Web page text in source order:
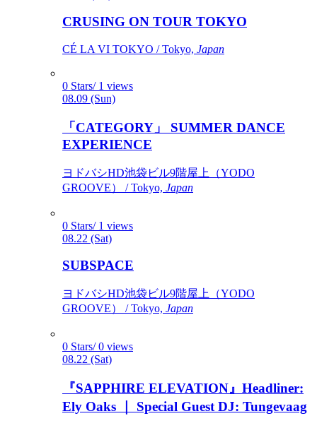
CRUSING ON TOUR TOKYO
CÉ LA VI TOKYO / Tokyo, Japan
0 Stars/ 1 views
08.09 (Sun)
「CATEGORY」 SUMMER DANCE
EXPERIENCE
ヨドバシHD池袋ビル9階屋上（YODO
GROOVE） / Tokyo, Japan
0 Stars/ 1 views
08.22 (Sat)
SUBSPACE
ヨドバシHD池袋ビル9階屋上（YODO
GROOVE） / Tokyo, Japan
0 Stars/ 0 views
08.22 (Sat)
『SAPPHIRE ELEVATION』Headliner:
Ely Oaks ｜ Special Guest DJ: Tungevaag